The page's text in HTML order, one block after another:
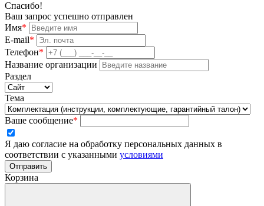
Спасибо!
Ваш запрос успешно отправлен
Имя*
E-mail*
Телефон*
Название организации
Раздел
Тема
Ваше сообщение*
Я даю согласие на обработку персональных данных в
соответствии с указанными условиями
Отправить
Корзина